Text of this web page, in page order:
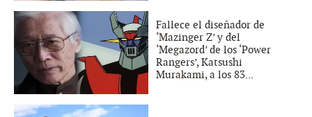
Fallece el diseñador de
‘Mazinger Z’ y del
‘Megazord’ de los ‘Power
Rangers’, Katsushi
Murakami, a los 83...